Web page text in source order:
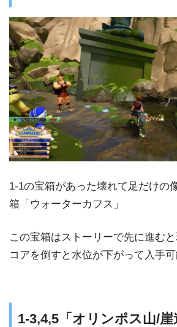
1-1の宝箱があった壊れて足だけの
箱「ウォーターカフス」
この宝箱はストーリーで先に進む
コアを倒すと水位が下がって入手可
1-3,4,5「オリンポス山/崖